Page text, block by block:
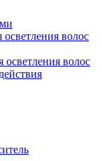
волос
волос